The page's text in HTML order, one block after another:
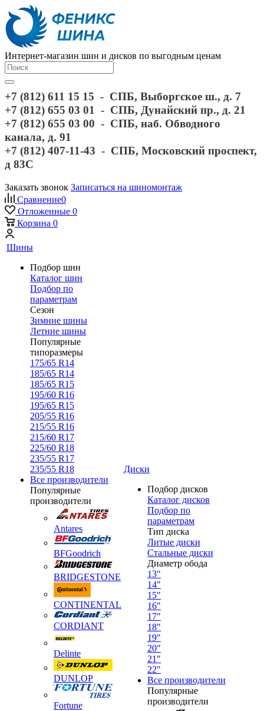
Интернет-магазин шин и дисков по выгодным ценам
+7 (812) 611 15 15 - СПБ, Выборгское ш., д. 7
+7 (812) 655 03 01 - СПБ, Дунайский пр., д. 21
+7 (812) 655 03 00 - СПБ, наб. Обводного
канала, д. 91
+7 (812) 407-11-43 - СПБ, Московский проспект,
д 83С
Заказать звонок Записаться на шиномонтаж
Сравнение0
Отложенные 0
Корзина 0
Шины
Подбор шин
Каталог шин
Подбор по
параметрам
Сезон
Зимние шины
Летние шины
Популярные
типоразмеры
175/65 R14
185/65 R14
185/65 R15
195/60 R16
195/65 R15
205/55 R16
215/55 R16
215/60 R17
225/60 R18
235/55 R17
235/55 R18
Все производители
Популярные
производители
Antares
BFGoodrich
BRIDGESTONE
CONTINENTAL
CORDIANT
Delinte
DUNLOP
Fortune
Диски
Подбор дисков
Каталог дисков
Подбор по
параметрам
Тип диска
Литые диски
Стальные диски
Диаметр обода
13"
14"
15"
16"
17"
18"
19"
20"
21"
22"
Все производители
Популярные
производители